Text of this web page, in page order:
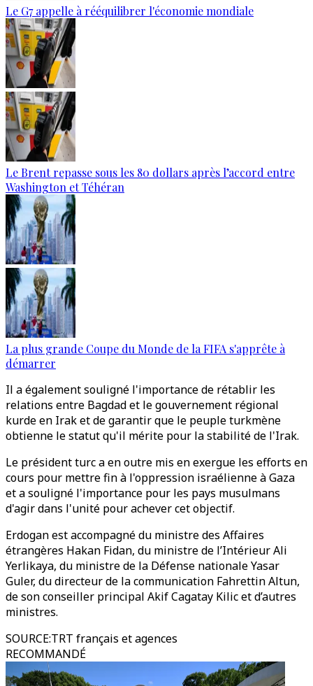
Le G7 appelle à rééquilibrer l'économie mondiale
Le Brent repasse sous les 80 dollars après l’accord entre
Washington et Téhéran
La plus grande Coupe du Monde de la FIFA s'apprête à
démarrer
Il a également souligné l'importance de rétablir les
relations entre Bagdad et le gouvernement régional
kurde en Irak et de garantir que le peuple turkmène
obtienne le statut qu'il mérite pour la stabilité de l'Irak.
Le président turc a en outre mis en exergue les efforts en
cours pour mettre fin à l'oppression israélienne à Gaza
et a souligné l'importance pour les pays musulmans
d'agir dans l'unité pour achever cet objectif.
Erdogan est accompagné du ministre des Affaires
étrangères Hakan Fidan, du ministre de l’Intérieur Ali
Yerlikaya, du ministre de la Défense nationale Yasar
Guler, du directeur de la communication Fahrettin Altun,
de son conseiller principal Akif Cagatay Kilic et d’autres
ministres.
SOURCE:TRT français et agences
RECOMMANDÉ